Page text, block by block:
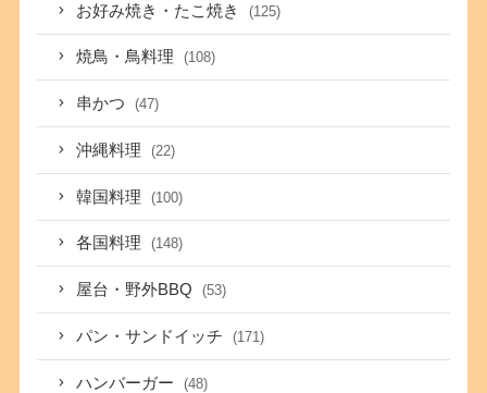
お好み焼き・たこ焼き (125)
焼鳥・鳥料理 (108)
串かつ (47)
沖縄料理 (22)
韓国料理 (100)
各国料理 (148)
屋台・野外BBQ (53)
パン・サンドイッチ (171)
ハンバーガー (48)